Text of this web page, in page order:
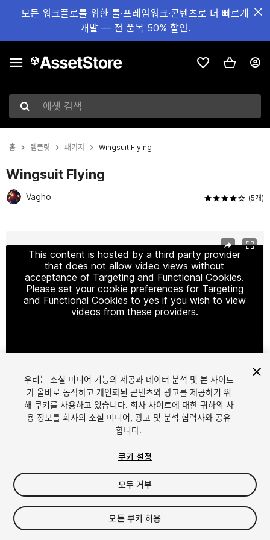
모든 워크플로를 위한 툴·프레임워크·콘텐츠로 더 빠르게
개발 — 전 품목 50% 할인.
에셋 검색
홈 템플릿 패키지 Wingsuit Flying
Wingsuit Flying
Vagho (5개)
This content is hosted by a third party provider
that does not allow video views without
acceptance of Targeting and Functional Cookies.
Please set your cookie preferences for Targeting
and Functional Cookies to yes if you wish to view
videos from these providers.
1/4
$35
세금/부가세는 결제 시 반영됩니다.
우리는 소셜 미디어 기능의 제공과 데이터 분석 및 본 사이트
가 올바로 동작하고 개인화된 콘텐츠와 광고를 제공하기 위
해 쿠키를 사용하고 있습니다. 회사 사이트에 대한 귀하의 사
용 정보를 회사의 소셜 미디어, 광고 및 분석 협력사와 공유
합니다.
쿠키 설정
모두 거부
모든 쿠키 허용